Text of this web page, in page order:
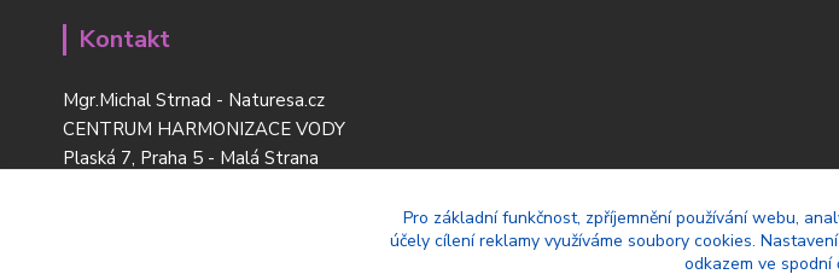
Kontakt
Mgr.Michal Strnad - Naturesa.cz
CENTRUM HARMONIZACE VODY
Plaská 7, Praha 5 - Malá Strana
Pro základní funkčnost, zpříjemnění používání webu,
účely cílení reklamy využíváme soubory cookies.
odkazem ve spodní